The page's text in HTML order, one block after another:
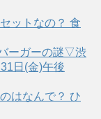
ットなの？ 食
ーガーの謎▽渋
日(金)午後
はなんで？ ひ